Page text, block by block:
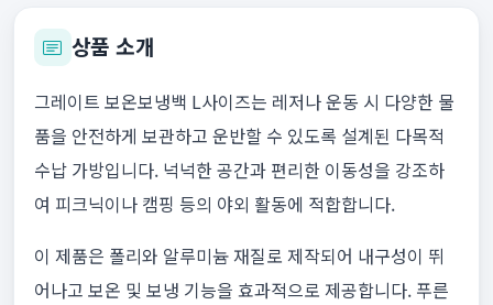
상품 소개
그레이트 보온보냉백 L사이즈는 레저나 운동 시 다양한 물
품을 안전하게 보관하고 운반할 수 있도록 설계된 다목적
수납 가방입니다. 넉넉한 공간과 편리한 이동성을 강조하
여 피크닉이나 캠핑 등의 야외 활동에 적합합니다.
이 제품은 폴리와 알루미늄 재질로 제작되어 내구성이 뛰
어나고 보온 및 보냉 기능을 효과적으로 제공합니다. 푸른